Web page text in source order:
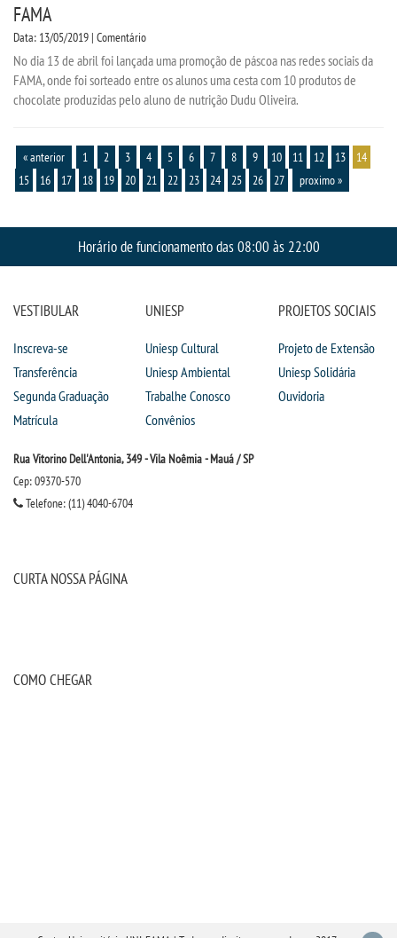
FAMA
Data: 13/05/2019 | Comentário
No dia 13 de abril foi lançada uma promoção de páscoa nas redes sociais da
FAMA, onde foi sorteado entre os alunos uma cesta com 10 produtos de
chocolate produzidas pelo aluno de nutrição Dudu Oliveira.
« anterior 1 2 3 4 5 6 7 8 9 10 11 12 13
14
15
16 17 18 19 20 21 22 23 24 25 26 27 proximo »
Horário de funcionamento das 08:00 às 22:00
VESTIBULAR
Inscreva-se
Transferência
Segunda Graduação
Matrícula
UNIESP
Uniesp Cultural
Uniesp Ambiental
Trabalhe Conosco
Convênios
PROJETOS SOCIAIS
Projeto de Extensão
Uniesp Solidária
Ouvidoria
Rua Vitorino Dell'Antonia, 349 - Vila Noêmia - Mauá / SP
Cep: 09370-570
Telefone: (11) 4040-6704
CURTA NOSSA PÁGINA
COMO CHEGAR